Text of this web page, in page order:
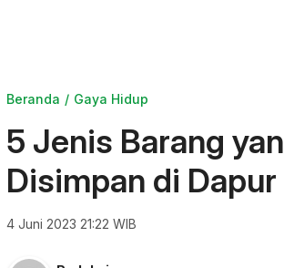
Beranda Gaya Hidup
5 Jenis Barang
Disimpan di Dapur
4 Juni 2023 21:22 WIB